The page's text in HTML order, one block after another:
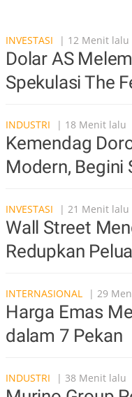
INVESTASI
| 12 Menit lalu
Dolar AS
Spekulasi The
INDUSTRI | 18 Menit lalu
Kemendag
Modern, Begini
INVESTASI | 21 Menit lalu
Wall Street
Redupkan
INTERNASIONAL | 29
Harga Emas
dalam 7 Pekan
INDUSTRI | 38 Menit lalu